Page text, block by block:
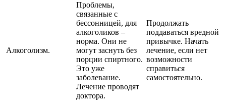
Алкоголизм.
Проблемы,
связанные с
бессонницей, для
алкоголиков –
норма. Они не
могут заснуть без
порции спиртного.
Это уже
заболевание.
Лечение проводят
доктора.
Продолжать
поддаваться вредной
привычке. Начать
лечение, если нет
возможности
справиться
самостоятельно.